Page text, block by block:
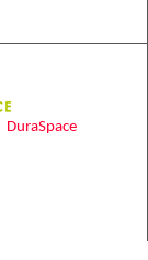
DuraSpace